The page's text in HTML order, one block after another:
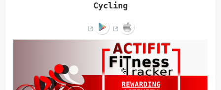
Cycling